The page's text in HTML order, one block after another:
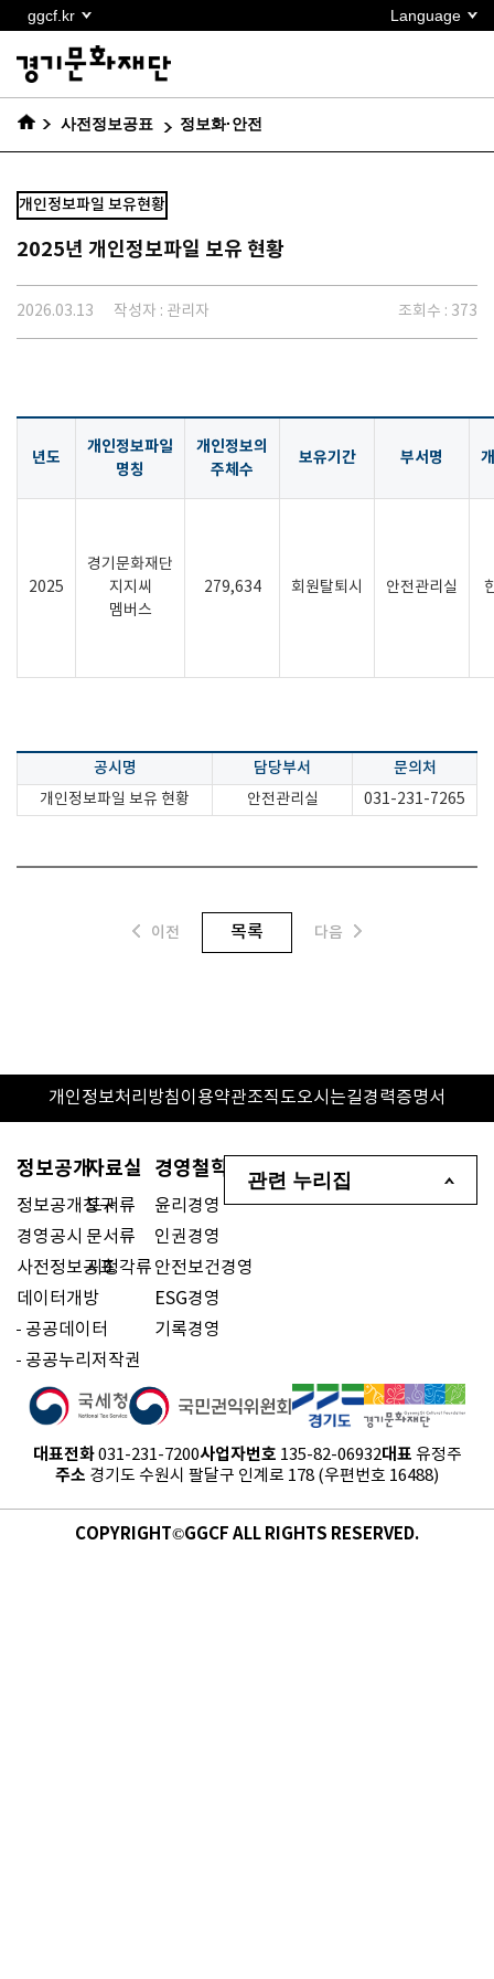
바로가기
ggcf.kr Language
사전정보공표 정보화·안전
개인정보파일 보유현황
2025년 개인정보파일 보유 현황
2026.03.13 작성자 : 관리자 조회수 : 373
년도
개인정보파일
명칭
개인정보의
주체수
보유기간 부서명
2025
경기문화재단
지지씨
멤버스
279,634 회원탈퇴시 안전관리실
공시명 담당부서 문의처
개인정보파일 보유 현황 안전관리실 031-231-7265
이전 목록 다음
개인정보처리방침이용약관조직도오시는길경력증명서
대표전화 031-231-7200사업자번호 135-82-06932대표 유정주
주소 경기도 수원시 팔달구 인계로 178 (우편번호 16488)
정보공개
정보공개청구
경영공시
사전정보공표
데이터개방
공공데이터
공공누리저작권
자료실
도서류
문서류
시청각류
경영철학
윤리경영
인권경영
안전보건경영
ESG경영
기록경영
관련 누리집
COPYRIGHT©GGCF ALL RIGHTS RESERVED.